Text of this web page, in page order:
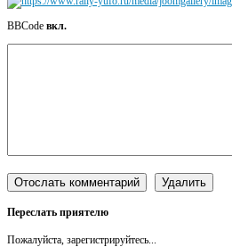
BBCode вкл.
Переслать приятелю
Пожалуйста, зарегистрируйтесь...